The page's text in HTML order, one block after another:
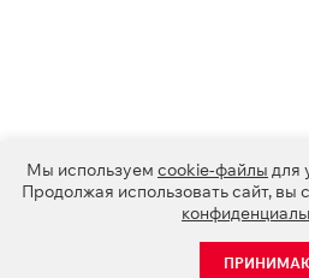
Мы используем cookie-файлы для
Продолжая использовать сайт, вы